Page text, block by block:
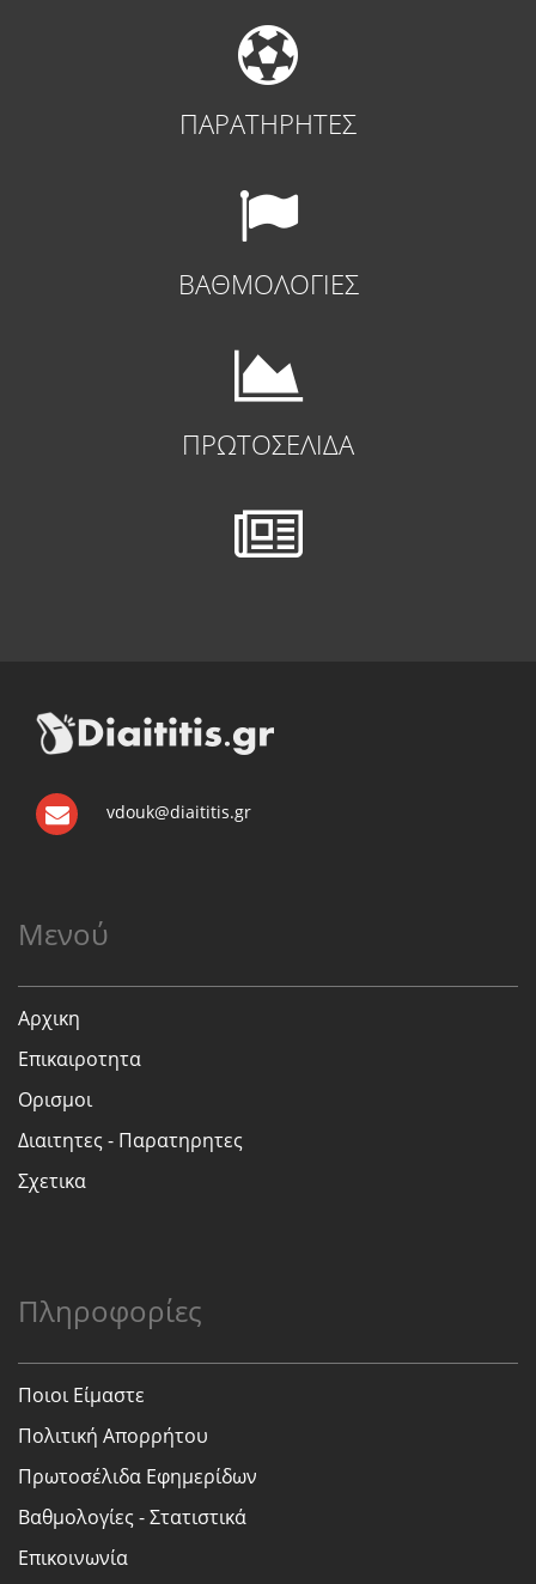
ΠΑΡΑΤΗΡΗΤΕΣ
ΒΑΘΜΟΛΟΓΙΕΣ
ΠΡΩΤΟΣΕΛΙΔΑ
vdouk@diaititis.gr
Μενού
Αρχικη
Επικαιροτητα
Ορισμοι
Διαιτητες - Παρατηρητες
Σχετικα
Πληροφορίες
Ποιοι Είμαστε
Πολιτική Απορρήτου
Πρωτοσέλιδα Εφημερίδων
Βαθμολογίες - Στατιστικά
Επικοινωνία